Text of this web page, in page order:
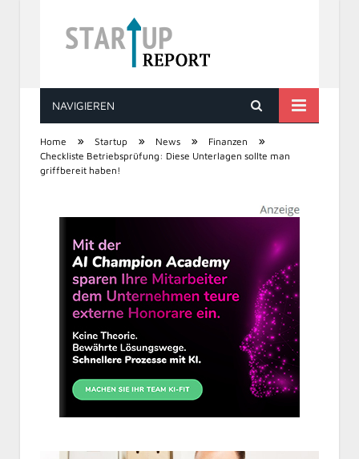
STARTUP REPORT
NAVIGIEREN
Home » Startup » News » Finanzen »
Checkliste Betriebsprüfung: Diese Unterlagen sollte man
griffbereit haben!